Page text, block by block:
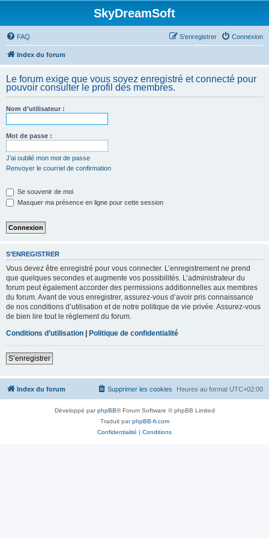
SkyDreamSoft
FAQ Connexion
S’enregistrer
Index du forum
Le forum exige que vous soyez enregistré et connecté pour
pouvoir consulter le profil des membres.
Nom d’utilisateur :
Mot de passe :
J’ai oublié mon mot de passe
Renvoyer le courriel de confirmation
Se souvenir de moi
Masquer ma présence en ligne pour cette session
S’ENREGISTRER
Vous devez être enregistré pour vous connecter. L’enregistrement ne prend
que quelques secondes et augmente vos possibilités. L’administrateur du
forum peut également accorder des permissions additionnelles aux membres
du forum. Avant de vous enregistrer, assurez-vous d’avoir pris connaissance
de nos conditions d’utilisation et de notre politique de vie privée. Assurez-vous
de bien lire tout le règlement du forum.
Conditions d’utilisation | Politique de confidentialité
S’enregistrer
Index du forum Heures au format UTC+02:00
Supprimer les cookies
Développé parphpBB® Forum Software © phpBB Limited
Traduit parphpBB-fr.com
Confidentialité | Conditions